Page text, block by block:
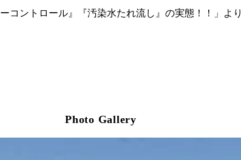
コントロール』『汚染水たれ流し』の実態！！」より
Photo Gallery